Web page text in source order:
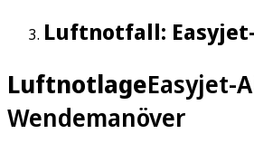
Luftnotfall:
LuftnotlageEasyjet-
Wendemanöver